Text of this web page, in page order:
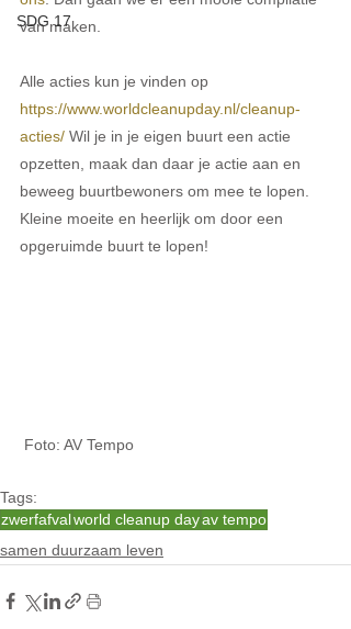
SDG 17
van maken.
Alle acties kun je vinden op
https://www.worldcleanupday.nl/cleanup-
acties/ Wil je in je eigen buurt een actie
opzetten, maak dan daar je actie aan en
beweeg buurtbewoners om mee te lopen.
Kleine moeite en heerlijk om door een
opgeruimde buurt te lopen!
Foto: AV Tempo
Tags:
zwerfafvalworld cleanup dayav tempo
samen duurzaam leven